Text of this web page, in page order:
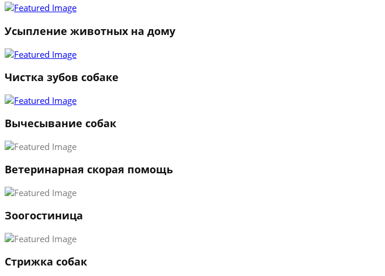
3
←
Усыпление животных на дому
Чистка зубов собаке
Вычесывание собак
Ветеринарная скорая помощь
Зоогостиница
Стрижка собак